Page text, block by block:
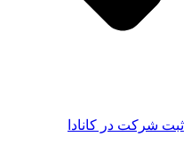
ثبت شرکت در کانادا